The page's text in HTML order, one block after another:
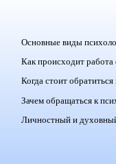
Основные виды
Как происходит работа
Когда стоит
Зачем обращаться к
Личностный и